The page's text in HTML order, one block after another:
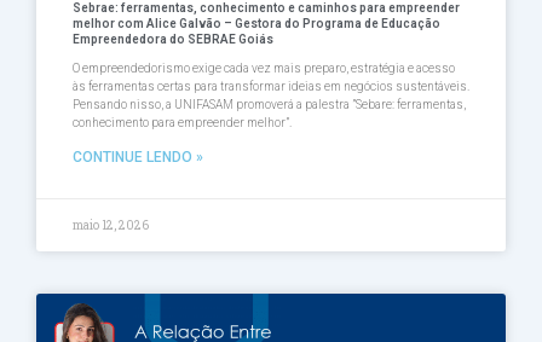
Sebrae: ferramentas, conhecimento e caminhos para empreender
melhor com Alice Galvão – Gestora do Programa de Educação
Empreendedora do SEBRAE Goiás
O empreendedorismo exige cada vez mais preparo, estratégia e acesso
às ferramentas certas para transformar ideias em negócios sustentáveis.
Pensando nisso, a UNIFASAM promoverá a palestra ”Sebare: ferramentas,
conhecimento para empreender melhor”.
CONTINUE LENDO »
maio 12, 2026